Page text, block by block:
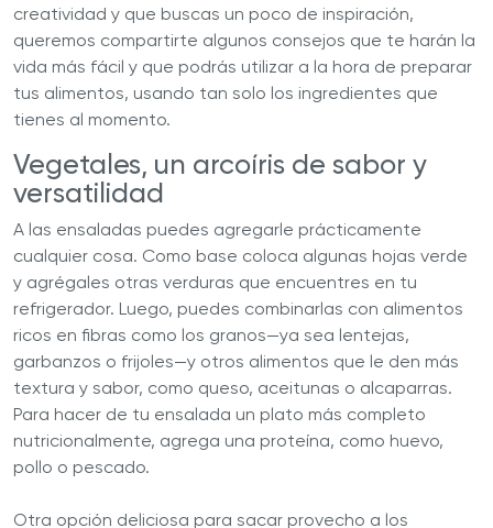
creatividad y que buscas un poco de inspiración,
queremos compartirte algunos consejos que te harán la
vida más fácil y que podrás utilizar a la hora de preparar
tus alimentos, usando tan solo los ingredientes que
tienes al momento.
Vegetales, un arcoíris de sabor y
versatilidad
A las ensaladas puedes agregarle prácticamente
cualquier cosa. Como base coloca algunas hojas verde
y agrégales otras verduras que encuentres en tu
refrigerador. Luego, puedes combinarlas con alimentos
ricos en fibras como los granos—ya sea lentejas,
garbanzos o frijoles—y otros alimentos que le den más
textura y sabor, como queso, aceitunas o alcaparras.
Para hacer de tu ensalada un plato más completo
nutricionalmente, agrega una proteína, como huevo,
pollo o pescado.
Otra opción deliciosa para sacar provecho a los